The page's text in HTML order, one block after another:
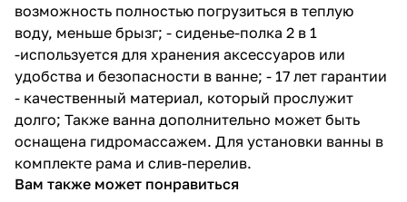
возможность полностью погрузиться в теплую
воду, меньше брызг; - сиденье-полка 2 в 1
-используется для хранения аксессуаров или
удобства и безопасности в ванне; - 17 лет гарантии
- качественный материал, который прослужит
долго; Также ванна дополнительно может быть
оснащена гидромассажем. Для установки ванны в
комплекте рама и слив-перелив.
Вам также может понравиться